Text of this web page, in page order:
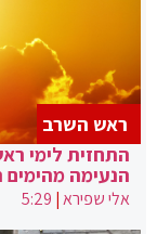
התחזית לימי
הנעימה מהימים
אלי שפירא|
5:29
ראש השרב